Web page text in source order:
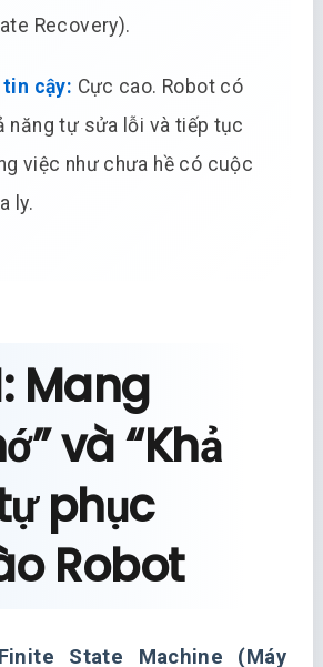
Recovery).
cậy: Cực cao. Robot có
năng tự sửa lỗi và tiếp tục
việc như chưa hề có cuộc
ly.
Mang
và “Khả
phục
Robot
Finite State Machine (Máy